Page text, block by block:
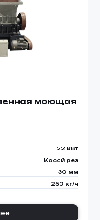
моющая
22 кВт
Косой рез
30 мм
250 кг/ч